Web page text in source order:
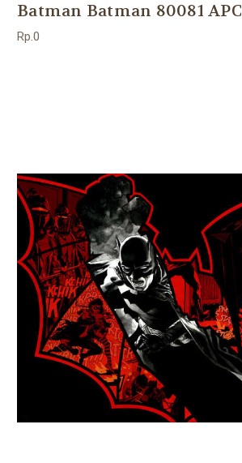
Batman Batman 80081 APC
Rp.0